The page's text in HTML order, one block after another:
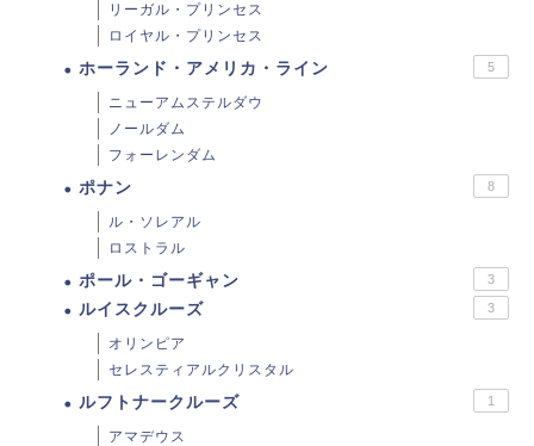
リーガル・プリンセス
ロイヤル・プリンセス
ホーランド・アメリカ・ライン 5
ニューアムステルダウ
ノールダム
フォーレンダム
ポナン 8
ル・ソレアル
ロストラル
ポール・ゴーギャン 3
ルイスクルーズ 3
オリンピア
セレスティアルクリスタル
ルフトナークルーズ 1
アマデウス